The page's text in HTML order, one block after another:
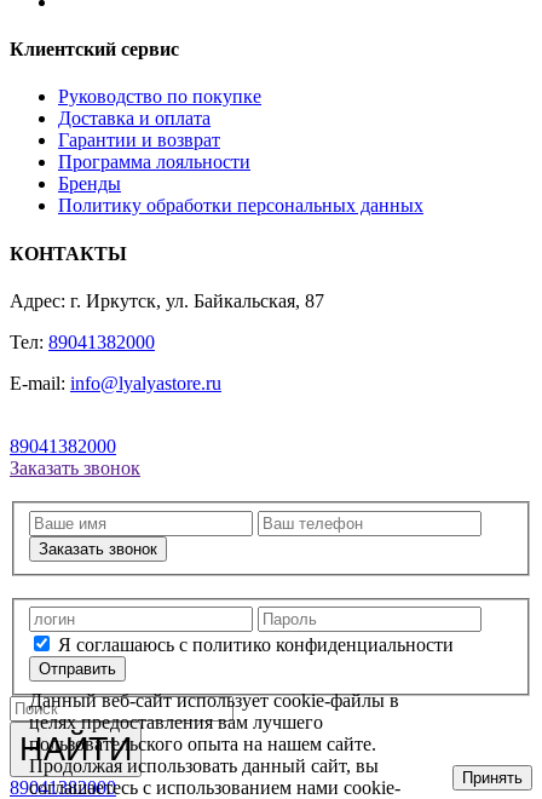
Клиентский сервис
Руководство по покупке
Доставка и оплата
Гарантии и возврат
Программа лояльности
Бренды
Политику обработки персональных данных
КОНТАКТЫ
Адрес: г. Иркутск, ул. Байкальская, 87
Тел: 89041382000
E-mail: info@lyalyastore.ru
89041382000
Заказать звонок
Заказать звонок
Я соглашаюсь с политико конфиденциальности
Отправить
НАЙТИ
89041382000
Данный веб-сайт использует cookie-файлы в
целях предоставления вам лучшего
пользовательского опыта на нашем сайте.
Продолжая использовать данный сайт, вы
соглашаетесь с использованием нами cookie-
Принять